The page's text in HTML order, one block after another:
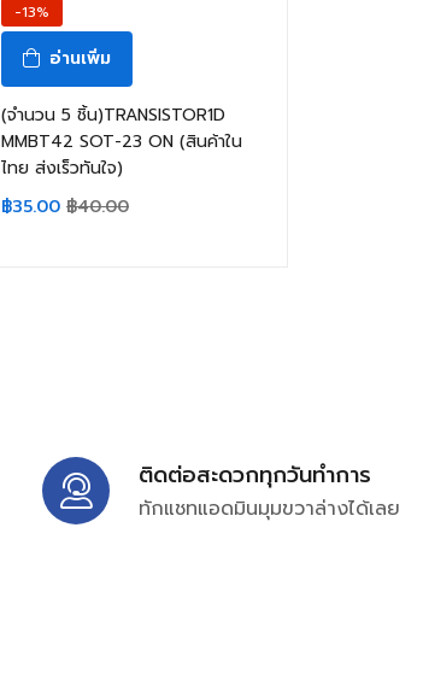
-13%
อ่านเพิ่ม
(จำนวน 5 ชิ้น)TRANSISTOR1D
MMBT42 SOT-23 ON (สินค้าใน
ไทย ส่งเร็วทันใจ)
฿35.00 ฿40.00
ติดต่อสะดวกทุกวันทำการ
ทักแชทแอดมินมุมขวาล่างได้เลย